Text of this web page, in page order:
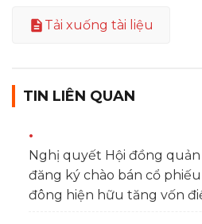
Tải xuống tài liệu
TIN LIÊN QUAN
Nghị quyết Hội đồng
đăng ký chào bán cổ
đông hiện hữu tăng vốn